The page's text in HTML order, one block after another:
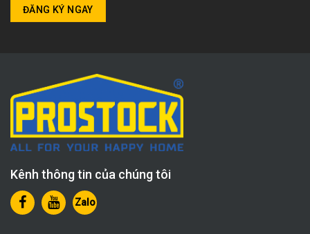
Kênh thông tin của chúng tôi
Zalo